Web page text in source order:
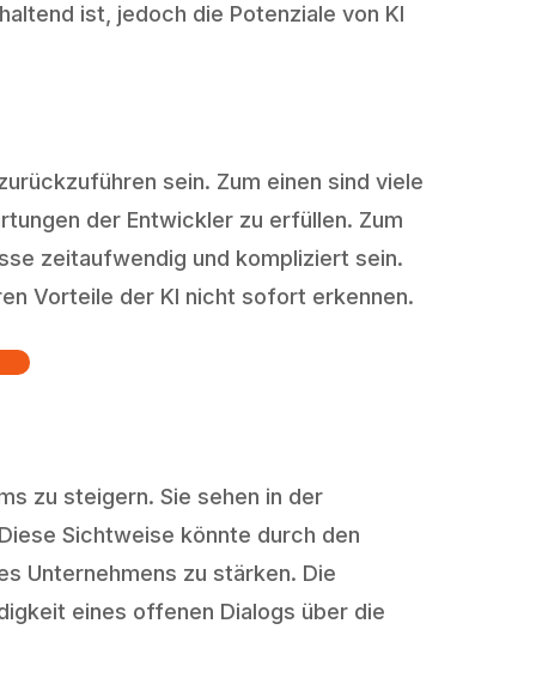
ist, jedoch die Potenziale von KI
sein. Zum einen sind viele
der Entwickler zu erfüllen. Zum
zeitaufwendig und kompliziert sein.
Vorteile der KI nicht sofort erkennen.
zu steigern. Sie sehen in der
Sichtweise könnte durch den
Unternehmens zu stärken. Die
eines offenen Dialogs über die